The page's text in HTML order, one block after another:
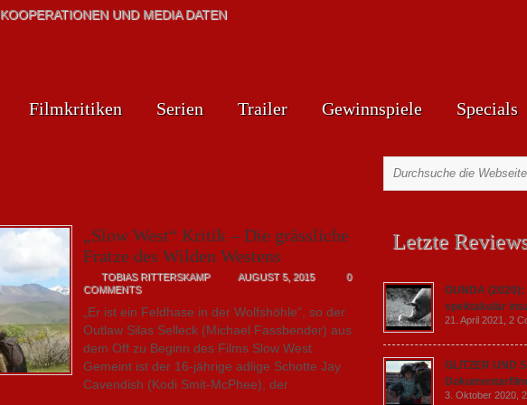
KOOPERATIONEN UND MEDIA DATEN
Filmkritiken Serien Trailer Gewinnspiele Specials
„Slow West“ Kritik – Die grässliche
Fratze des Wilden Westens
TOBIAS RITTERSKAMP AUGUST 5, 2015
0
COMMENTS
„Er ist ein Feldhase in der Wolfshöhle“, so der
Outlaw Silas Selleck (Michael Fassbender) aus
dem Off zu Beginn des Films Slow West.
Gemeint ist der 16-jährige adlige Schotte Jay
Cavendish (Kodi Smit-McPhee), der
Letzte
GUNDA
spektakulär
21. April 2021, 2
GLITZER UND
3. Oktober 2020,